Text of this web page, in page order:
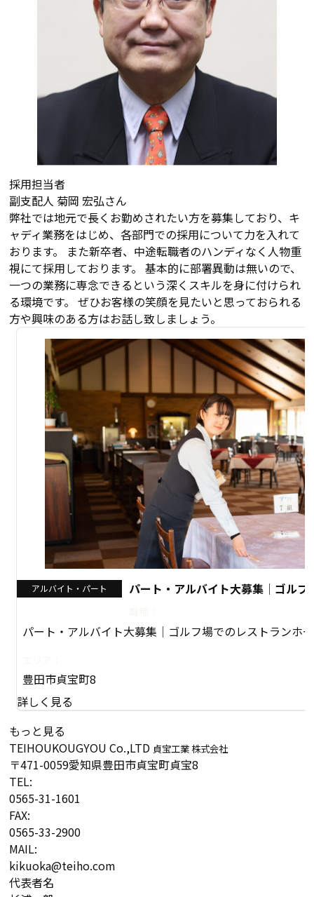
採用担当者
副支配人 菊岡 宏弘さん
弊社では地元で長くお勤めされたい方を募集しており、キ
ャディ業務をはじめ、各部門での採用について力を入れて
おります。 また新卒者、中途転職者のハンディなく人物重
視にて採用しております。 基本的に部署異動は無いので、
一つの業務に専念できるという深くスキルを身に付けられ
る環境です。 ぜひお客様の笑顔を見たいと思っておられる
方や興味のある方はお話し致しましょう。
アルバイト・パート パート・アルバイト大募集│ゴルフ
パート・アルバイト大募集│ゴルフ場でのレストランホ
豊田市貞宝町8
詳しく見る
もっと見る
TEIHOUKOUGYOU Co.,LTD 貞宝工業 株式会社
〒471-0059愛知県豊田市貞宝町貞宝8
TEL:
0565-31-1601
FAX:
0565-33-2900
MAIL:
kikuoka@teiho.com
代表者名